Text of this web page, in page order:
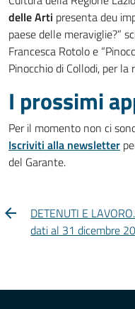
delle Arti presenta deu
paese delle meraviglie?”
Francesca Rotolo e
Pinocchio di Collodi, per la
I prossimi
Per il momento non ci
Iscriviti alla newsletter
del Garante.
DETENUTI E
dati al 31 dicembre